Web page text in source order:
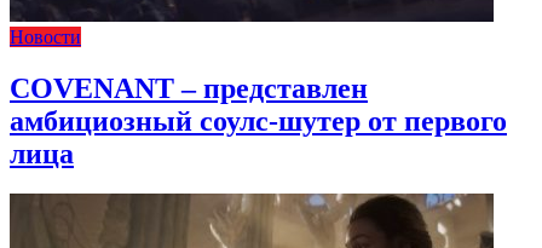
Новости
COVENANT – представлен
амбициозный соулс-шутер от первого
лица